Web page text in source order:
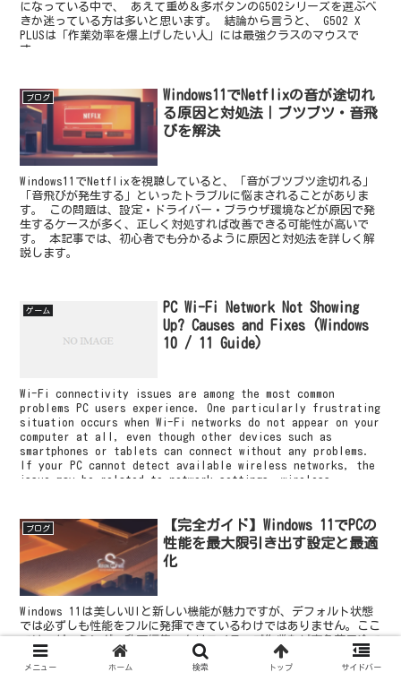
になっている中で、 あえて重め＆多ボタンのG502シリーズを選ぶべ
きか迷っている方は多いと思います。 結論から言うと、 G502 X
PLUSは「作業効率を爆上げしたい人」には最強クラスのマウスで
す。
ブログ
Windows11でNetflixの音が途切れ
る原因と対処法｜ブツブツ・音飛
びを解決
Windows11でNetflixを視聴していると、「音がブツブツ途切れる」
「音飛びが発生する」といったトラブルに悩まされることがありま
す。 この問題は、設定・ドライバー・ブラウザ環境などが原因で発
生するケースが多く、正しく対処すれば改善できる可能性が高いで
す。 本記事では、初心者でも分かるように原因と対処法を詳しく解
説します。
ゲーム
PC Wi-Fi Network Not Showing
Up? Causes and Fixes (Windows
10 / 11 Guide)
Wi-Fi connectivity issues are among the most common
problems PC users experience. One particularly frustrating
situation occurs when Wi-Fi networks do not appear on your
computer at all, even though other devices such as
smartphones or tablets can connect without any problems.
If your PC cannot detect available wireless networks, the
issue may be related to network settings, wireless
a PC and how to fix the issue step by step. The solutions
below work for both Windows 10 and Windows 11 computers
and are easy to follow even for beginners.
ブログ
【完全ガイド】Windows 11でPCの
性能を最大限引き出す設定と最適
化
Windows 11は美しいUIと新しい機能が魅力ですが、デフォルト状態
では必ずしも性能をフルに発揮できているわけではありません。ここ
も快適に動作させるための最適化手順を徹底解説します。
メニュー ホーム 検索 トップ サイドバー